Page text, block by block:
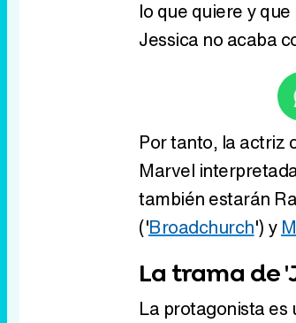
lo que quiere y
Jessica no acaba
Por tanto, la actriz
Marvel
también estarán
('Broadchurch') y
La trama de
La protagonista es